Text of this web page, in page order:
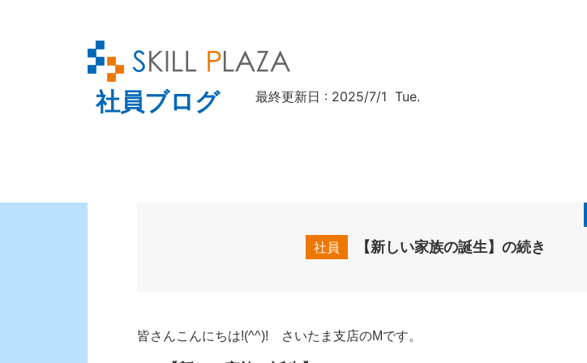
社員ブログ 最終更新日 : 2025/7/1 Tue.
社員 【新しい家族の誕生】の続き
皆さんこんにちは!(^^)! さいたま支店のMです。